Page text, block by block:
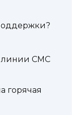
линии СМС
горячая